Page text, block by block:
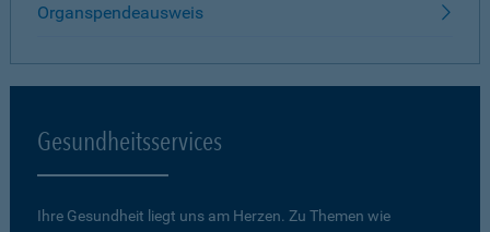
Organspendeausweis
Gesundheitsservices
Ihre Gesundheit liegt uns am Herzen. Zu Themen wie